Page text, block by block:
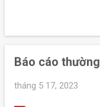
Báo cáo
tháng 5 17, 2023